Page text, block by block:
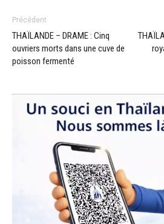
Précédent
THAÏLANDE – DRAME : Cinq
ouvriers morts dans une cuve de
poisson fermenté